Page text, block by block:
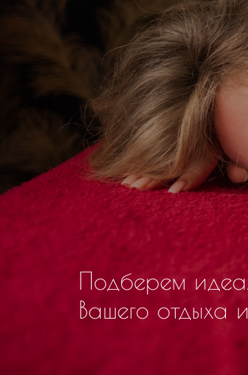
Подберем
Вашего отдыха